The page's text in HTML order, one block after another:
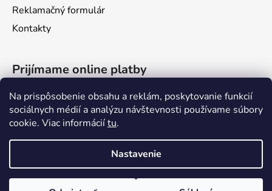
Na prispôsobenie obsahu a reklám, poskytovanie funkcií
sociálnych médií a analýzu návštevnosti používame súbory
cookie. Viac informáciítu.
Nastavenie
Reklamačný formulár
Kontakty
Prijímame online platby
Vytvoril Shoptet